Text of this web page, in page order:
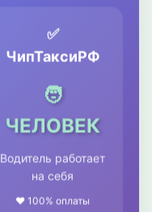
✅
ЧипТаксиРФ
🧑
ЧЕЛОВЕК
Водитель работает
на себя
❤️ 100% оплаты